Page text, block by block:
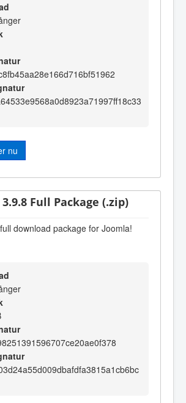
nu
Full Package (.zip)
download package for Joomla!